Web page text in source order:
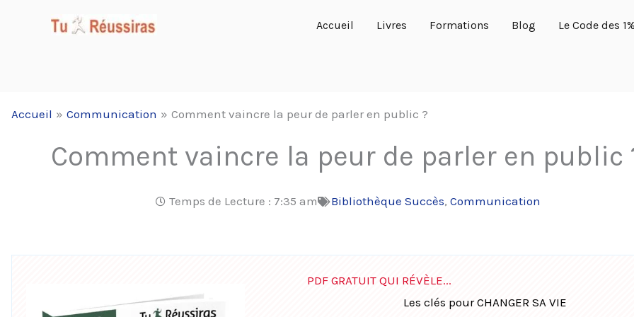
Accueil Livres Formations Blog Le Code des
Accueil Communication Comment vaincre la peur de parler en public ?
Comment vaincre la peur de parler en public
Temps de Lecture : 7:35 am Bibliothèque Succès, Communication
PDF GRATUIT QUI RÉVÈLE...
Les clés pour CHANGER SA VIE